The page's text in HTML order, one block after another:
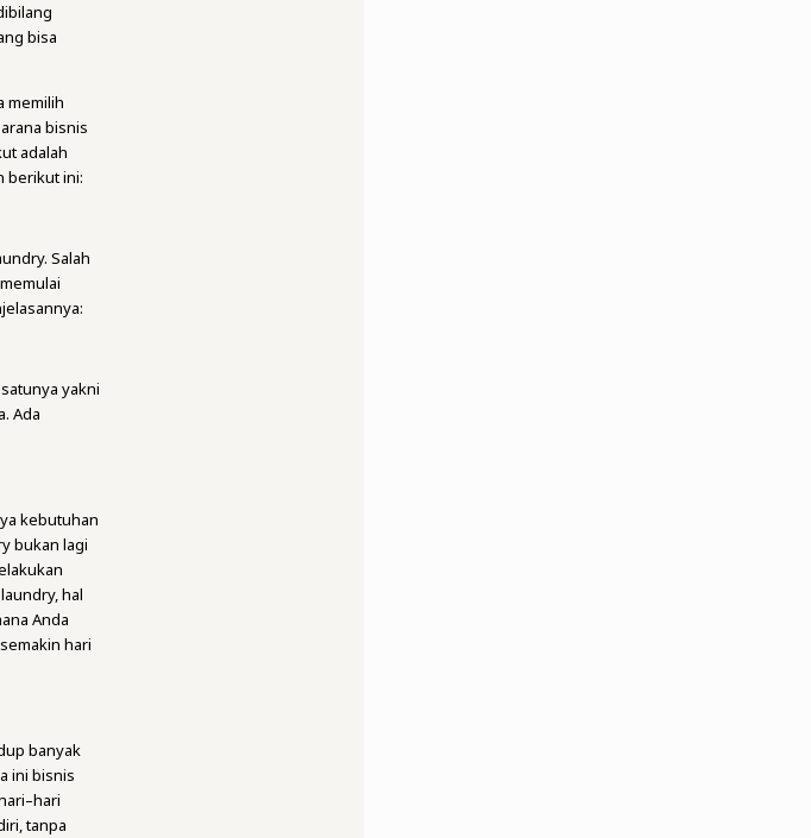
bisa
memilih
bisnis
adalah
berikut ini:
Salah
yakni
Ada
kebutuhan
bukan lagi
hal
Anda
hari
banyak
ini bisnis
tanpa